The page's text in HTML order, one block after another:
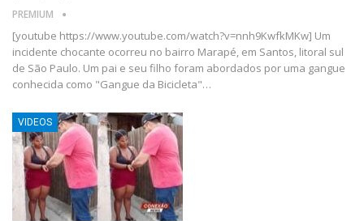
PREMIUM
[youtube https://www.youtube.com/watch?v=nnh9KwfkMKw] Um
incidente chocante ocorreu no bairro Marapé, em Santos, litoral sul
de São Paulo. Um pai e seu filho foram abordados por uma gangue
conhecida como "Gangue da Bicicleta"…
VIDEOS